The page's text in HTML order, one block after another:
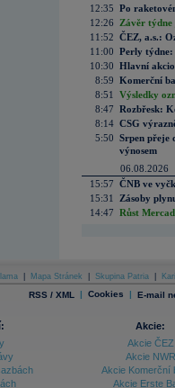
12:35 Po
12:26
Závěr
11:52 ČEZ, a.s.:
11:00 Perly týdne:
10:30 Hlavní
8:59 Komerční
8:51
Výsledky
8:47 Rozbřesk:
8:14 CSG
5:50 Srpen přeje
výnosem
06.08.2026
15:57 ČNB ve
15:31
Zásoby
14:47 Růst
Mapa Stránek Skupina Patria
RSS / XML | Cookies | E-mail
Akcie:
Akcie ČEZ
Akcie NWR
Akcie Komerční
Akcie Erste